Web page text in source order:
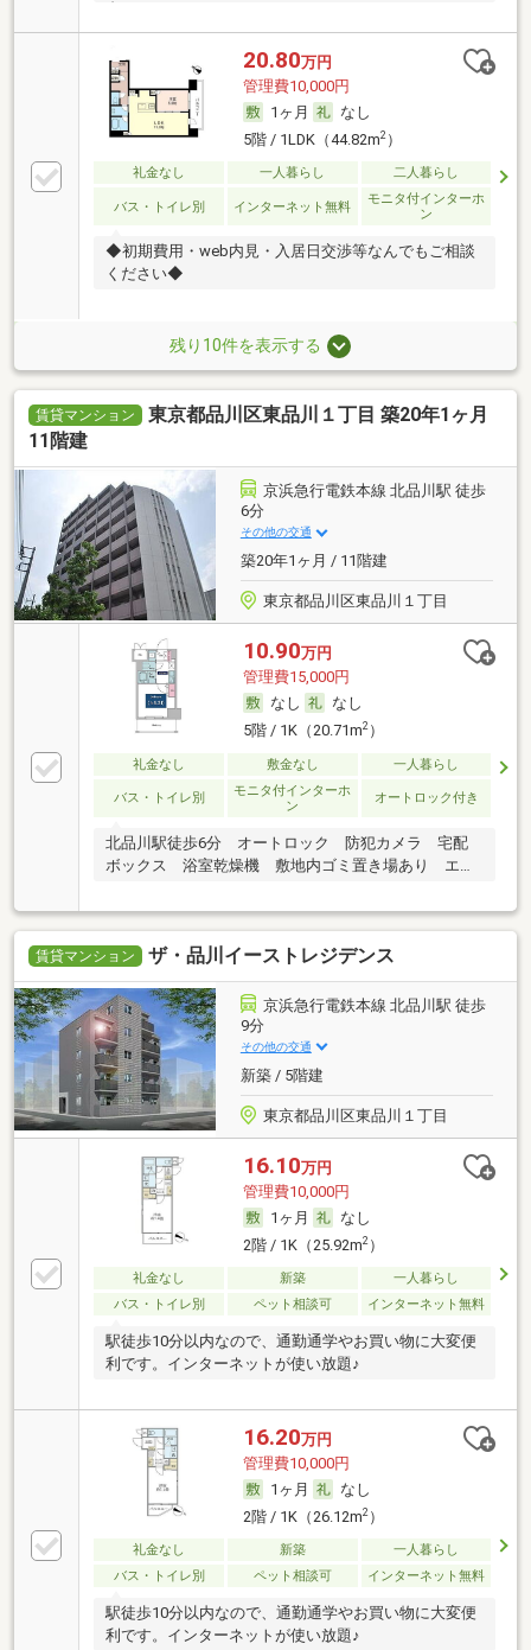
20.80万円
管理費10,000円
1ヶ月
なし
5階 / 1LDK（44.82m2）
礼金なし 一人暮らし 二人暮らし
バス・トイレ別 インターネット無料
モニタ付インターホ
ン
◆初期費用・web内見・入居日交渉等なんでもご相談
ください◆
残り10件を表示する
賃貸マンション
東京都品川区東品川１丁目 築20年1ヶ月
11階建
京浜急行電鉄本線 北品川駅 徒歩
6分
その他の交通
築20年1ヶ月 / 11階建
東京都品川区東品川１丁目
10.90万円
管理費15,000円
なし
なし
5階 / 1K（20.71m2）
礼金なし 敷金なし 一人暮らし
バス・トイレ別
モニタ付インターホ
ン
オートロック付き
北品川駅徒歩6分 オートロック 防犯カメラ 宅配
ボックス 浴室乾燥機 敷地内ゴミ置き場あり エア
賃貸マンション ザ・品川イーストレジデンス
京浜急行電鉄本線 北品川駅 徒歩
9分
その他の交通
新築 / 5階建
東京都品川区東品川１丁目
16.10万円
管理費10,000円
1ヶ月
なし
2階 / 1K（25.92m2）
礼金なし 新築
一人暮らし
バス・トイレ別
ペット相談可 インターネット無料
駅徒歩10分以内なので、通勤通学やお買い物に大変便
利です。インターネットが使い放題♪
16.20万円
管理費10,000円
1ヶ月
なし
2階 / 1K（26.12m2）
礼金なし 新築
一人暮らし
バス・トイレ別
ペット相談可 インターネット無料
駅徒歩10分以内なので、通勤通学やお買い物に大変便
利です。インターネットが使い放題♪